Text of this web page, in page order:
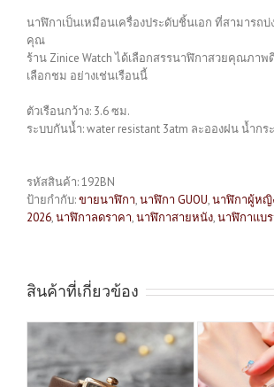
นาฬิกาเป็นเหมือนเครื่องประดับชิ้นเอก ที่สามารถ
คุณ
ร้าน Zinice Watch ได้เลือกสรรนาฬิกาสวยคุณภา
เลือกชม อย่างเช่นเรือนนี้
ตัวเรือนกว้าง: 3.6 ซม.
ระบบกันน้ำ: water resistant 3atm ละอองฝน น้ำกร
รหัสสินค้า:192BN
ป้ายกำกับ:ขายนาฬิกา,นาฬิกา GUOU,นาฬิกาผู้หญิ
2026,นาฬิกาลดราคา,นาฬิกาสายหนัง,นาฬิกาแบ
สินค้าที่เกี่ยวข้อง